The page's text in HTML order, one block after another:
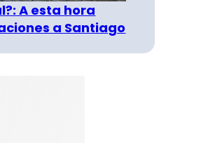
A esta hora
a Santiago